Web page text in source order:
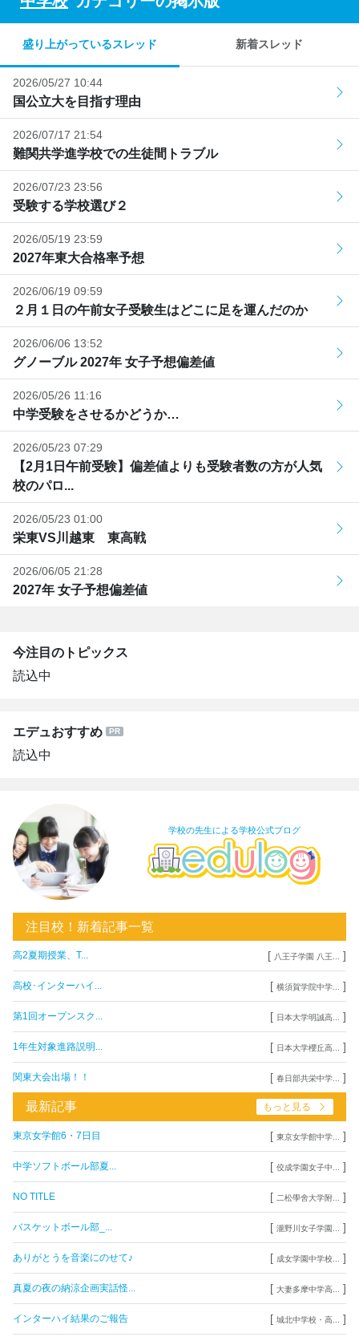
盛り上がっているスレッド 新着スレッド
2026/05/27 10:44
国公立大を目指す理由
2026/07/17 21:54
難関共学進学校での生徒間トラブル
2026/07/23 23:56
受験する学校選び２
2026/05/19 23:59
2027年東大合格率予想
2026/06/19 09:59
２月１日の午前女子受験生はどこに足を運んだのか
2026/06/06 13:52
グノーブル 2027年 女子予想偏差値
2026/05/26 11:16
中学受験をさせるかどうか…
2026/05/23 07:29
【2月1日午前受験】偏差値よりも受験者数の方が人気
校のパロ...
2026/05/23 01:00
栄東VS川越東 東高戦
2026/06/05 21:28
2027年 女子予想偏差値
今注目のトピックス
読込中
エデュおすすめ
読込中
学校の先生による学校公式ブログ
注目校！新着記事一覧
高2夏期授業、T... [ 八王子学園 八王... ]
高校･インターハイ... [ 横須賀学院中学... ]
第1回オープンスク... [ 日本大学明誠高... ]
1年生対象進路説明... [ 日本大学櫻丘高... ]
関東大会出場！！ [ 春日部共栄中学... ]
最新記事 もっと見る
東京女学館6・7日目 [ 東京女学館中学... ]
中学ソフトボール部夏... [ 佼成学園女子中... ]
NO TITLE [ 二松學舍大学附... ]
バスケットボール部_... [ 瀧野川女子学園... ]
ありがとうを音楽にのせて♪ [ 成女学園中学校... ]
真夏の夜の納涼企画実話怪... [ 大妻多摩中学高... ]
インターハイ結果のご報告 [ 城北中学校・高... ]